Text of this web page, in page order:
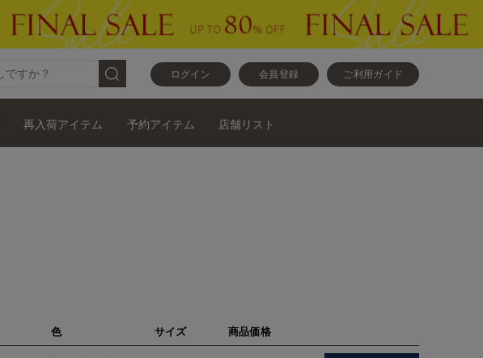
ログイン 会員登録 ご利用ガイド
再入荷アイテム 予約アイテム 店舗リスト
色 サイズ 商品価格